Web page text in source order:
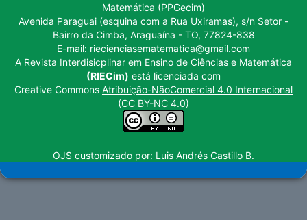
Matemática (PPGecim)
Avenida Paraguai (esquina com a Rua Uxiramas), s/n Setor -
Bairro da Cimba, Araguaína - TO, 77824-838
E-mail: riecienciasematematica@gmail.com
A Revista Interdisicplinar em Ensino de Ciências e Matemática
(RIECim) está licenciada com
Creative Commons Atribuição-NãoComercial 4.0 Internacional
(CC BY-NC 4.0)
OJS customizado por: Luis Andrés Castillo B.